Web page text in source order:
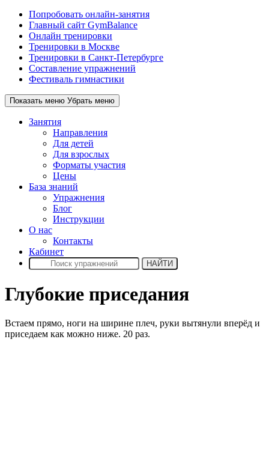
Попробовать онлайн-занятия
Главный сайт GymBalance
Онлайн тренировки
Тренировки в Москве
Тренировки в Санкт-Петербурге
Составление упражнений
Фестиваль гимнастики
Показать меню Убрать меню
Занятия
Направления
Для детей
Для взрослых
Форматы участия
Цены
База знаний
Упражнения
Блог
Инструкции
О нас
Контакты
Кабинет
Глубокие приседания
Встаем прямо, ноги на ширине плеч, руки вытянули вперёд и
приседаем как можно ниже. 20 раз.